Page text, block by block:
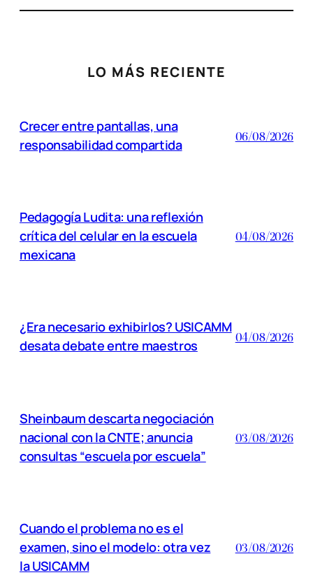
LO MÁS RECIENTE
Crecer entre pantallas, una
responsabilidad compartida
06/08/2026
Pedagogía Ludita: una reflexión
crítica del celular en la escuela
mexicana
04/08/2026
¿Era necesario exhibirlos? USICAMM
desata debate entre maestros
04/08/2026
Sheinbaum descarta negociación
nacional con la CNTE; anuncia
consultas “escuela por escuela”
03/08/2026
Cuando el problema no es el
examen, sino el modelo: otra vez
la USICAMM
03/08/2026